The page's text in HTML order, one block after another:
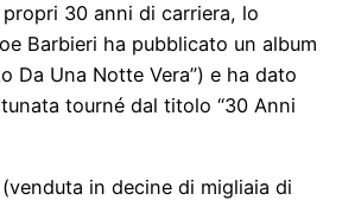
propri 30 anni di carriera, lo
Barbieri ha pubblicato un album
Da Una Notte Vera”) e ha dato
tourné dal titolo “30 Anni
in decine di migliaia di